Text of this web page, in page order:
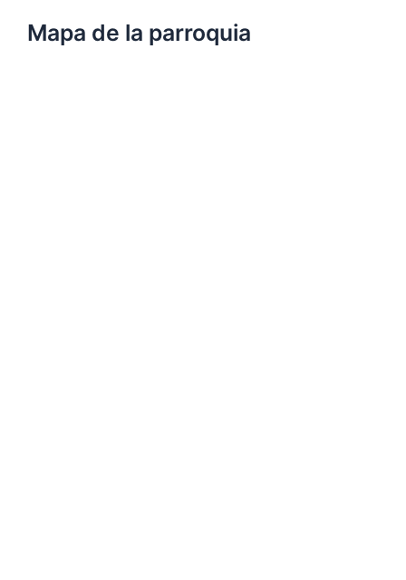
Mapa de la parroquia